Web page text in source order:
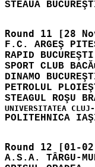
F.C. ARGEŞ
RAPID
SPORT CLUB BACĂ
DINAMO
PETROLUL
A.S.A.